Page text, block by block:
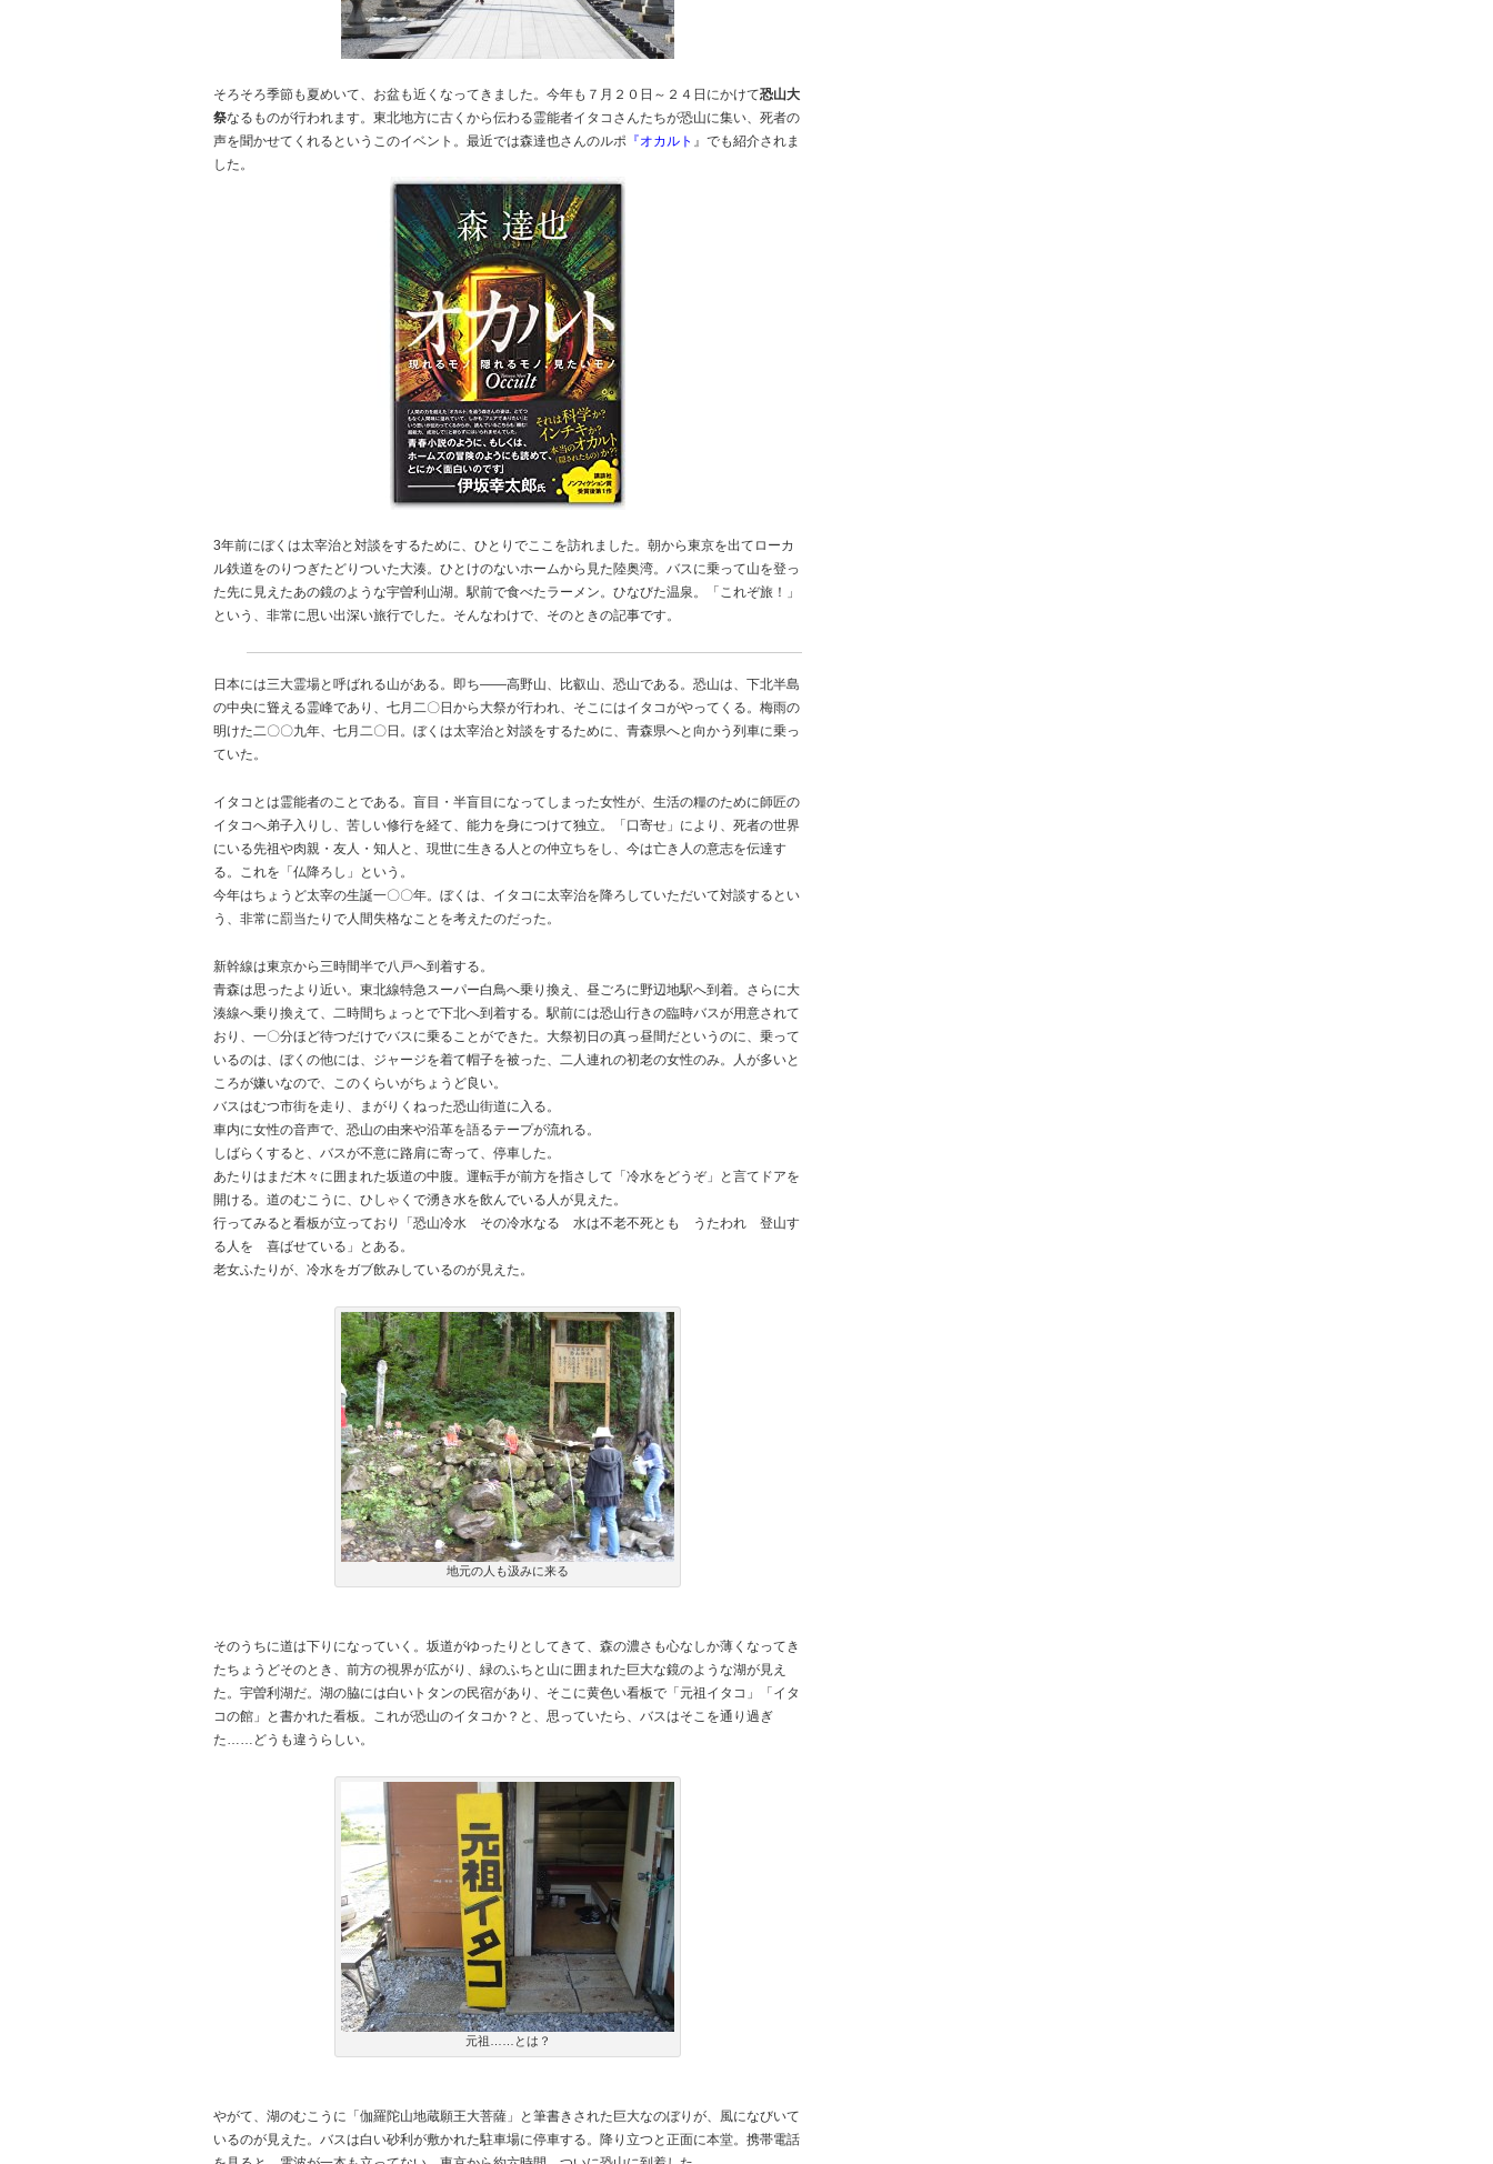
そろそろ季節も夏めいて、お盆も近くなってきました。今年も７月２０日～２４日にかけて恐山大
祭なるものが行われます。東北地方に古くから伝わる霊能者イタコさんたちが恐山に集い、死者の
声を聞かせてくれるというこのイベント。最近では森達也さんのルポ 『オカルト 』でも紹介されま
した。
3年前にぼくは太宰治と対談をするために、ひとりでここを訪れました。朝から東京を出てローカ
ル鉄道をのりつぎたどりついた大湊。ひとけのないホームから見た陸奥湾。バスに乗って山を登っ
た先に見えたあの鏡のような宇曽利山湖。駅前で食べたラーメン。ひなびた温泉。「これぞ旅！」
という、非常に思い出深い旅行でした。そんなわけで、そのときの記事です。
日本には三大霊場と呼ばれる山がある。即ち――高野山、比叡山、恐山である。恐山は、下北半島
の中央に聳える霊峰であり、七月二〇日から大祭が行われ、そこにはイタコがやってくる。梅雨の
明けた二〇〇九年、七月二〇日。ぼくは太宰治と対談をするために、青森県へと向かう列車に乗っ
ていた。
イタコとは霊能者のことである。盲目・半盲目になってしまった女性が、生活の糧のために師匠の
イタコへ弟子入りし、苦しい修行を経て、能力を身につけて独立。「口寄せ」により、死者の世界
にいる先祖や肉親・友人・知人と、現世に生きる人との仲立ちをし、今は亡き人の意志を伝達す
る。これを「仏降ろし」という。
今年はちょうど太宰の生誕一〇〇年。ぼくは、イタコに太宰治を降ろしていただいて対談するとい
う、非常に罰当たりで人間失格なことを考えたのだった。
新幹線は東京から三時間半で八戸へ到着する。
青森は思ったより近い。東北線特急スーパー白鳥へ乗り換え、昼ごろに野辺地駅へ到着。さらに大
湊線へ乗り換えて、二時間ちょっとで下北へ到着する。駅前には恐山行きの臨時バスが用意されて
おり、一〇分ほど待つだけでバスに乗ることができた。大祭初日の真っ昼間だというのに、乗って
いるのは、ぼくの他には、ジャージを着て帽子を被った、二人連れの初老の女性のみ。人が多いと
ころが嫌いなので、このくらいがちょうど良い。
バスはむつ市街を走り、まがりくねった恐山街道に入る。
車内に女性の音声で、恐山の由来や沿革を語るテープが流れる。
しばらくすると、バスが不意に路肩に寄って、停車した。
あたりはまだ木々に囲まれた坂道の中腹。運転手が前方を指さして「冷水をどうぞ」と言てドアを
開ける。道のむこうに、ひしゃくで湧き水を飲んでいる人が見えた。
行ってみると看板が立っており「恐山冷水 その冷水なる 水は不老不死とも うたわれ 登山す
る人を 喜ばせている」とある。
老女ふたりが、冷水をガブ飲みしているのが見えた。
地元の人も汲みに来る
そのうちに道は下りになっていく。坂道がゆったりとしてきて、森の濃さも心なしか薄くなってき
たちょうどそのとき、前方の視界が広がり、緑のふちと山に囲まれた巨大な鏡のような湖が見え
た。宇曽利湖だ。湖の脇には白いトタンの民宿があり、そこに黄色い看板で「元祖イタコ」「イタ
コの館」と書かれた看板。これが恐山のイタコか？と、思っていたら、バスはそこを通り過ぎ
た……どうも違うらしい。
元祖……とは？
やがて、湖のむこうに「伽羅陀山地蔵願王大菩薩」と筆書きされた巨大なのぼりが、風になびいて
いるのが見えた。バスは白い砂利が敷かれた駐車場に停車する。降り立つと正面に本堂。携帯電話